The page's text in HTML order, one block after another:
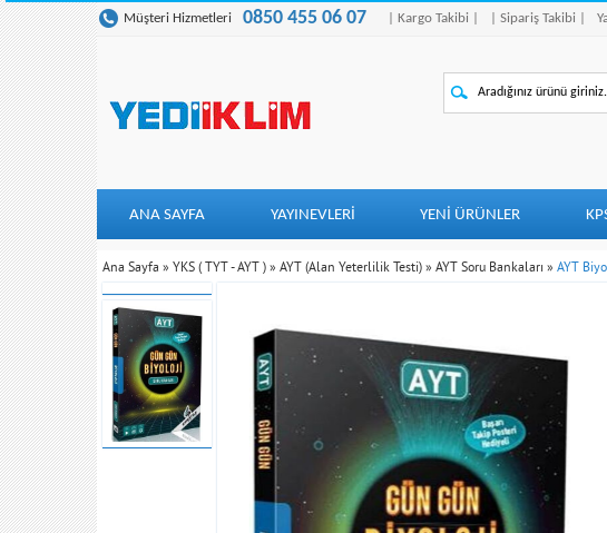
Müşteri Hizmetleri 0850 455 06 07 | Kargo Takibi | | Sipariş Takibi |
ANA SAYFA YAYINEVLERİ YENI ÜRÜNLER
Ana Sayfa » YKS ( TYT - AYT ) » AYT (Alan Yeterlilik Testi) » AYT Soru Bankaları » AYT